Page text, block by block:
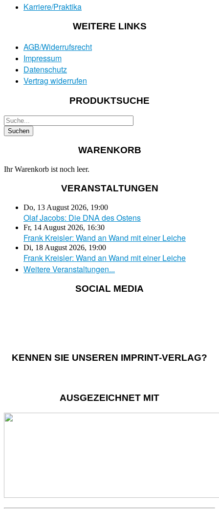
Karriere/Praktika
WEITERE LINKS
AGB/Widerrufsrecht
Impressum
Datenschutz
Vertrag widerrufen
PRODUKTSUCHE
WARENKORB
Ihr Warenkorb ist noch leer.
VERANSTALTUNGEN
Do, 13 August 2026, 19:00
Olaf Jacobs: Die DNA des Ostens
Fr, 14 August 2026, 16:30
Frank Kreisler: Wand an Wand mit einer Leiche
Di, 18 August 2026, 19:00
Frank Kreisler: Wand an Wand mit einer Leiche
Weitere Veranstaltungen...
SOCIAL MEDIA
KENNEN SIE UNSEREN IMPRINT-VERLAG?
AUSGEZEICHNET MIT